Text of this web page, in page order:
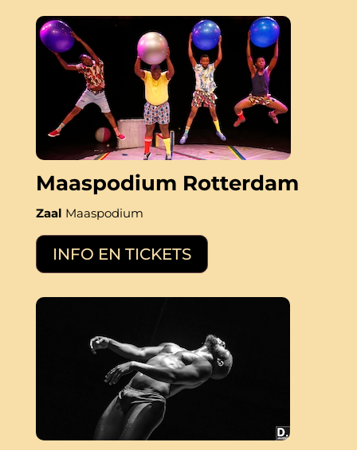
Maaspodium Rotterdam
Zaal Maaspodium
INFO EN TICKETS